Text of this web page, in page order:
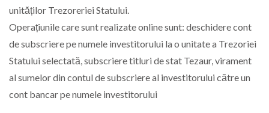
unităților Trezoreriei Statului.
Operațiunile care sunt realizate online sunt: deschidere cont
de subscriere pe numele investitorului la o unitate a Trezoriei
Statului selectată, subscriere titluri de stat Tezaur, virament
al sumelor din contul de subscriere al investitorului către un
cont bancar pe numele investitorului